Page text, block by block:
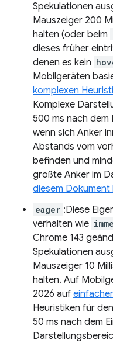
Spekulationen
Mauszeiger 200
halten (oder beim
dieses früher
denen es kein
Mobilgeräten
komplexen
Komplexe
500 ms nach dem
wenn sich Anker
Abstands vom
befinden und
größte Anker im
diesem
eager :Diese
verhalten wie
Chrome 143
Spekulationen
Mauszeiger 10
halten. Auf
2026 auf
Heuristiken für
50 ms nach dem